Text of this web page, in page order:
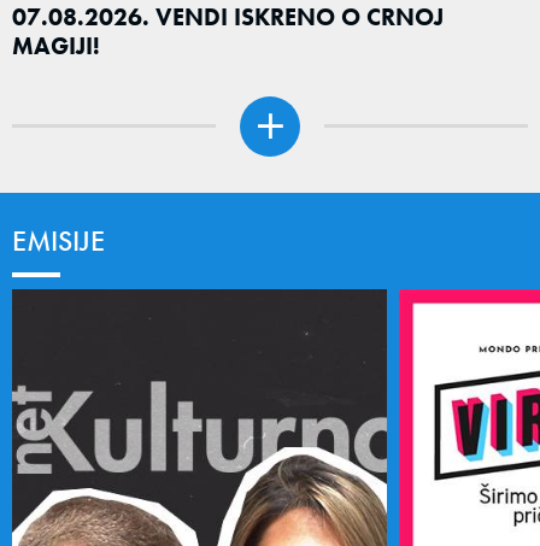
07.08.2026. VENDI ISKRENO O CRNOJ
MAGIJI!
EMISIJE